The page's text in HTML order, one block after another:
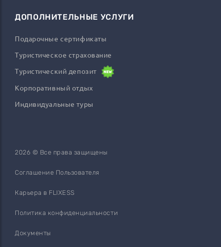
ДОПОЛНИТЕЛЬНЫЕ УСЛУГИ
Подарочные сертификаты
Туристическое страхование
Туристический депозит
Корпоративный отдых
Индивидуальные туры
2026 © Все права защищены
Соглашение Пользователя
Карьера в FLIXESS
Политика конфиденциальности
Документы